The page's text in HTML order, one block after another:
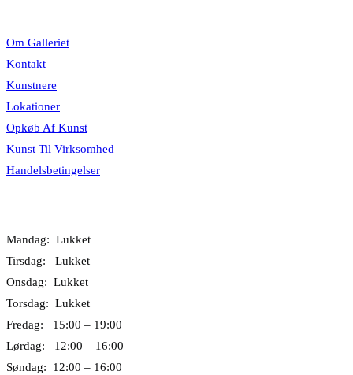
Om Galleriet
Kontakt
Kunstnere
Lokationer
Opkøb Af Kunst
Kunst Til Virksomhed
Handelsbetingelser
Mandag: Lukket
Tirsdag: Lukket
Onsdag: Lukket
Torsdag: Lukket
Fredag: 15:00 – 19:00
Lørdag: 12:00 – 16:00
Søndag: 12:00 – 16:00